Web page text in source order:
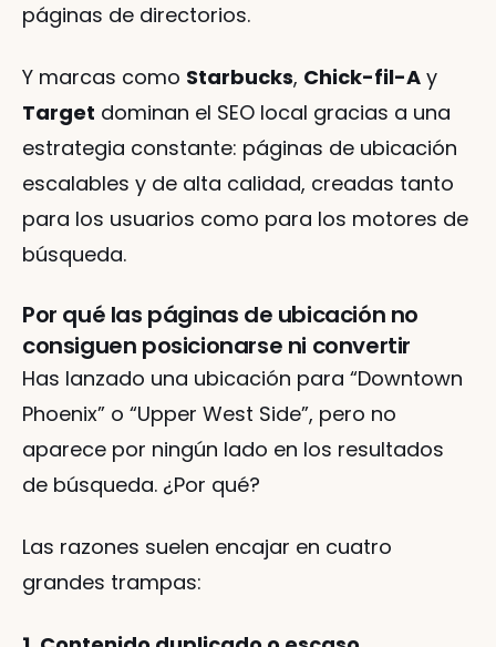
páginas de directorios.
Y marcas como Starbucks, Chick-fil-A
Target dominan el SEO local gracias a una
estrategia constante: páginas de ubicación
escalables y de alta calidad, creadas tanto
para los usuarios como para los motores de
búsqueda.
Por qué las páginas de ubicación no
consiguen posicionarse ni convertir
Has lanzado una ubicación para “Downtown
Phoenix” o “Upper West Side”, pero no
aparece por ningún lado en los resultados
de búsqueda. ¿Por qué?
Las razones suelen encajar en cuatro
grandes trampas: